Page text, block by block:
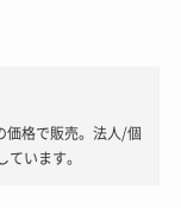
価格で販売。法人/個
ています。